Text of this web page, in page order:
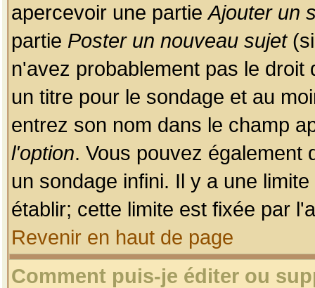
apercevoir une partieAjouter un
partie Poster un nouveau sujet(si
n'avez probablement pas le
un titre pour le sondage et au
entrez son nom dans le champ
l'option. Vous pouvez également
un sondage infini. Il y a une
établir; cette limite est fixée par
Revenir en haut de page
Comment puis-je éditer ou